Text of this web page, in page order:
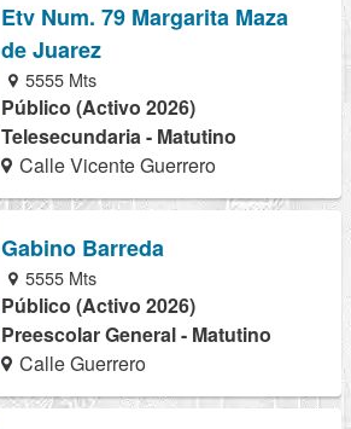
Etv Num. 79 Margarita Maza
de Juarez
5555 Mts
Público (Activo 2026)
Telesecundaria - Matutino
Calle Vicente Guerrero
Gabino Barreda
5555 Mts
Público (Activo 2026)
Preescolar General - Matutino
Calle Guerrero